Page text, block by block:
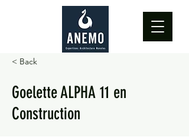
< Back
Goelette ALPHA 11 en
Construction